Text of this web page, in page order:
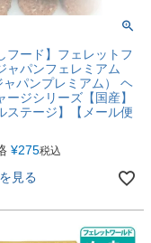
フード】フェレットフ
パンフェレミアム
ャパンプレミアム） ヘ
ージシリーズ【国産】
ステージ】【メール便
¥275税込
見る